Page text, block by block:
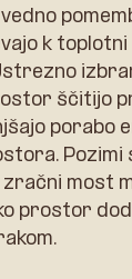
k
ščitijo
porabo
Pozimi
most
prostor